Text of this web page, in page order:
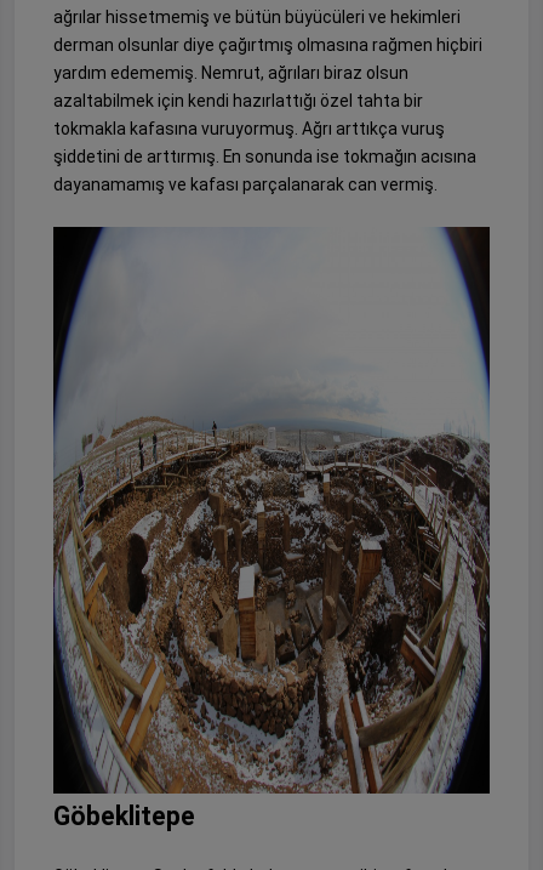
ağrılar hissetmemiş ve bütün büyücüleri ve hekimleri
derman olsunlar diye çağırtmış olmasına rağmen hiçbiri
yardım edememiş. Nemrut, ağrıları biraz olsun
azaltabilmek için kendi hazırlattığı özel tahta bir
tokmakla kafasına vuruyormuş. Ağrı arttıkça vuruş
şiddetini de arttırmış. En sonunda ise tokmağın acısına
dayanamamış ve kafası parçalanarak can vermiş.
Göbeklitepe